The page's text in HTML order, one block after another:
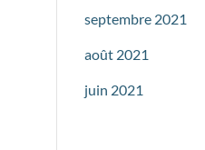
septembre 2021
août 2021
juin 2021